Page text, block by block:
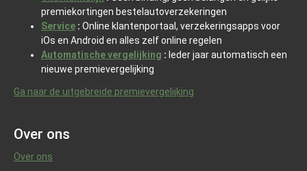
premiekortingen bestelautoverzekeringen
Service : Online klantenportaal, verzekeringsapps voor
iOs en Android en alles zelf online regelen
Automatische vergelijking : Ieder jaar automatisch een
nieuwe premievergelijking
Ga naar de uitgebreide premievergelijking
Over ons
Over ons